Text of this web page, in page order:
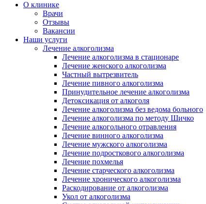
О клинике
Врачи
Отзывы
Вакансии
Наши услуги
Лечение алкоголизма
Лечение алкоголизма в стационаре
Лечение женского алкоголизма
Частный вытрезвитель
Лечение пивного алкоголизма
Принудительное лечение алкоголизма
Детоксикация от алкоголя
Лечение алкоголизма без ведома больного
Лечение алкоголизма по методу Шичко
Лечение алкогольного отравления
Лечение винного алкоголизма
Лечение мужского алкоголизма
Лечение подросткового алкоголизма
Лечение похмелья
Лечение старческого алкоголизма
Лечение хронического алкоголизма
Раскодирование от алкоголизма
Укол от алкоголизма